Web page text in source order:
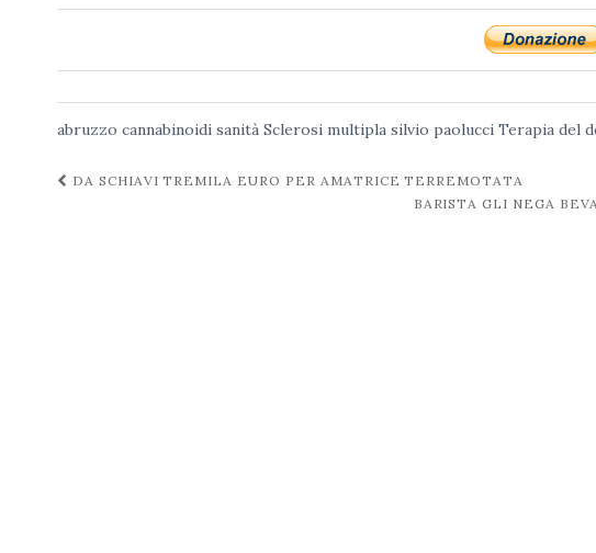
abruzzo cannabinoidi sanità Sclerosi multipla silvio paolucci Terapia del
Navigazione
DA SCHIAVI TREMILA EURO PER AMATRICE TERREMOTATA
BARISTA GLI NEGA